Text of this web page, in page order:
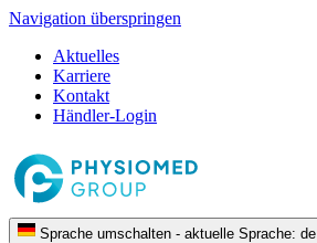
Navigation überspringen
Aktuelles
Karriere
Kontakt
Händler-Login
Sprache umschalten - aktuelle Sprache: de